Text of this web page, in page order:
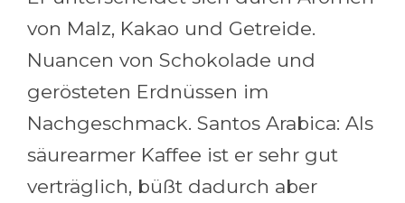
von Malz, Kakao und Getreide.
Nuancen von Schokolade und
gerösteten Erdnüssen im
Nachgeschmack. Santos Arabica: Als
säurearmer Kaffee ist er sehr gut
verträglich, büßt dadurch aber